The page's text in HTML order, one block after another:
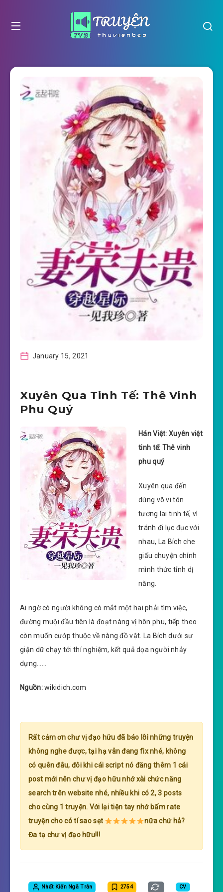
January 15, 2021
Xuyên Qua Tinh Tế: Thê Vinh
Phu Quý
Hán Việt: Xuyên việt
tinh tế: Thê vinh
phu quý
Xuyên qua đến
dùng võ vi tôn
tương lai tinh tế, vì
tránh đi lục đục với
nhau, La Bích che
giấu chuyện chính
mình thức tỉnh dị
năng.
Ai ngờ có người không có mắt một hai phải tìm việc,
đường muội đầu tiên là đoạt nàng vị hôn phu, tiếp theo
còn muốn cướp thuộc về nàng đồ vật. La Bích dưới sự
giận dữ chạy tới thí nghiệm, kết quả dọa người nhảy
dựng……
Nguồn:wikidich.com
Rất cảm ơn chư vị đạo hữu đã báo lỗi những truyện
không nghe được, tại hạ vẫn đang fix nhé, không
có quên đâu, đôi khi cái script nó đăng thêm 1 cái
post mới nên chư vị đạo hữu nhớ xài chức năng
search trên website nhé, nhiều khi có 2, 3 posts
cho cùng 1 truyện. Với lại tiện tay nhớ bấm rate
truyện cho có tí sao sẹt
nữa chứ hả?
Đa tạ chư vị đạo hữu!!!
Nhất Kiến Ngã Trân 2754 CV